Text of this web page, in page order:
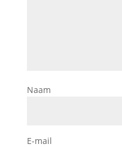
Naam
E-mail